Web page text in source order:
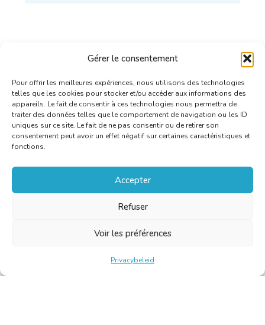
Gérer le consentement
Pour offrir les meilleures expériences, nous utilisons des technologies
telles que les cookies pour stocker et/ou accéder aux informations des
appareils. Le fait de consentir à ces technologies nous permettra de
traiter des données telles que le comportement de navigation ou les ID
uniques sur ce site. Le fait de ne pas consentir ou de retirer son
consentement peut avoir un effet négatif sur certaines caractéristiques et
fonctions.
Accepter
Refuser
Voir les préférences
Privacybeleid